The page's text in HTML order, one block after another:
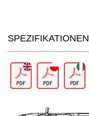
SPEZIFIKATIONEN